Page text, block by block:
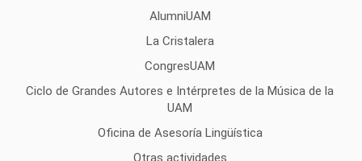
AlumniUAM
La Cristalera
CongresUAM
Ciclo de Grandes Autores e Intérpretes de la Música de la
UAM
Oficina de Asesoría Lingüística
Otras actividades